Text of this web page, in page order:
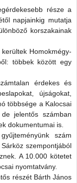
része a
napjainkig mutatja
korszakainak
Homokmégy-
többek között egy
érdekes és
újságokat,
többsége a Kalocsai
jelentős számban
dokumentumai is.
gyűjteményünk szám
szempontjából
A 10.000 kötetet
nyomtatvány.
részét Bárth János